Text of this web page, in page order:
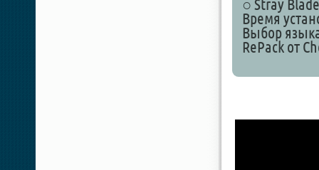
○ Stray
Время
Выбор
RePack от